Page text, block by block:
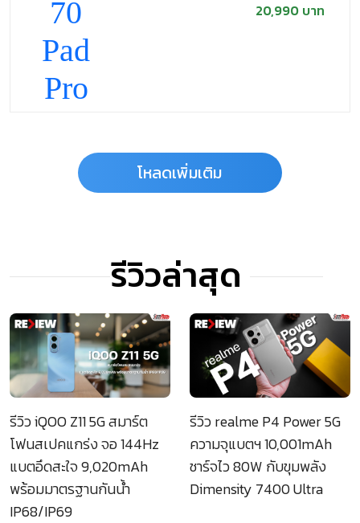
20,990 บาท
9,490 บาท โหลดเพิ่มเติม
รีวิวล่าสุด
รีวิว iQOO Z11 5G สมาร์ต
โฟนสเปคแกร่ง จอ 144Hz
แบตอึดสะใจ 9,020mAh
พร้อมมาตรฐานกันน้ำ
IP68/IP69
รีวิว realme P4 Power 5G
ความจุแบตฯ 10,001mAh
ชาร์จไว 80W กับขุมพลัง
Dimensity 7400 Ultra